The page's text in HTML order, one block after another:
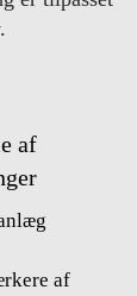
af
af